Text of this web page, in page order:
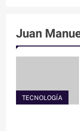
Juan
TECNOLOGÍA